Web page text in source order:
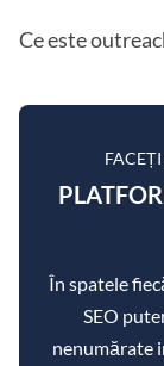
Ce este
În spatele
SEO
nenumărate